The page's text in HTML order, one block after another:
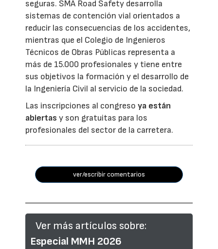
seguras. SMA Road Safety desarrolla
sistemas de contención vial orientados a
reducir las consecuencias de los accidentes,
mientras que el Colegio de Ingenieros
Técnicos de Obras Públicas representa a
más de 15.000 profesionales y tiene entre
sus objetivos la formación y el desarrollo de
la Ingeniería Civil al servicio de la sociedad.
Las inscripciones al congresoya están
abiertas y son gratuitas para los
profesionales del sector de la carretera.
ver/escribir comentarios
Ver más artículos sobre:
Especial MMH 2026